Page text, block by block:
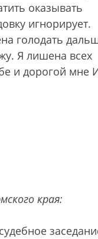
оказывать
игнорирует.
голодать
Я лишена всех
и дорогой мне
края: